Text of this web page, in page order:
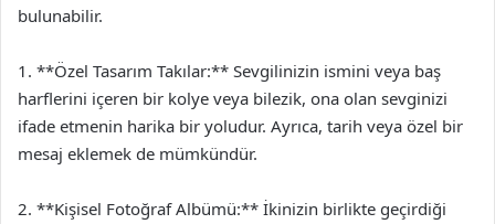
bulunabilir.
1. **Özel Tasarım Takılar:** Sevgilinizin ismini veya baş
harflerini içeren bir kolye veya bilezik, ona olan sevginizi
ifade etmenin harika bir yoludur. Ayrıca, tarih veya özel bir
mesaj eklemek de mümkündür.
2. **Kişisel Fotoğraf Albümü:** İkinizin birlikte geçirdiği